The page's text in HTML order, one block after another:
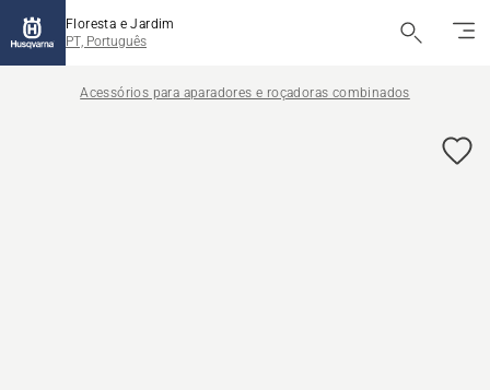
Floresta e Jardim
PT, Português
Acessórios para aparadores e roçadoras combinados